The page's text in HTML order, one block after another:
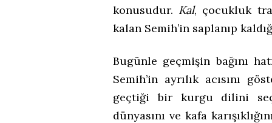
konusudur. Kal, çocukluk
kalan Semih’in saplanıp
Bugünle geçmişin bağını
Semih’in ayrılık acısını
geçtiği bir kurgu dilini
dünyasını ve kafa